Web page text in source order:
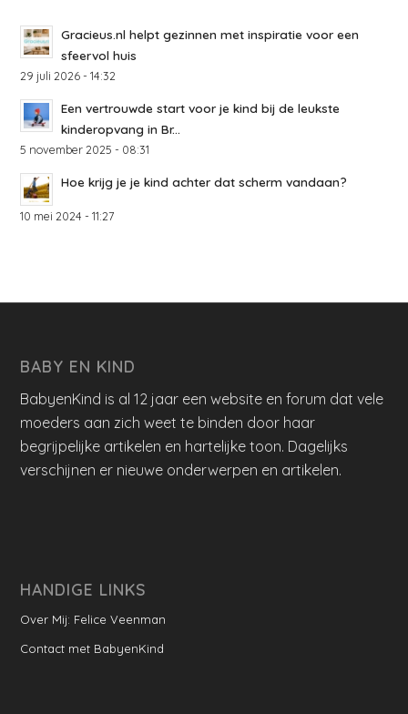
Gracieus.nl helpt gezinnen met inspiratie voor een
sfeervol huis
29 juli 2026 - 14:32
Een vertrouwde start voor je kind bij de leukste
kinderopvang in Br...
5 november 2025 - 08:31
Hoe krijg je je kind achter dat scherm vandaan?
10 mei 2024 - 11:27
BABY EN KIND
BabyenKind is al 12 jaar een website en forum dat vele
moeders aan zich weet te binden door haar
begrijpelijke artikelen en hartelijke toon. Dagelijks
verschijnen er nieuwe onderwerpen en artikelen.
HANDIGE LINKS
Over Mij: Felice Veenman
Contact met BabyenKind